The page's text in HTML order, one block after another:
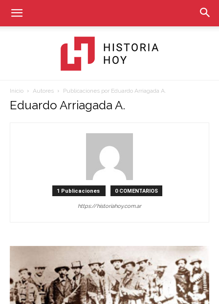
Historia
Inicio Autores Publicaciones por Eduardo Arriagada A.
Eduardo Arriagada A.
1 Publicaciones 0 COMENTARIOS
https://historiahoy.com.ar